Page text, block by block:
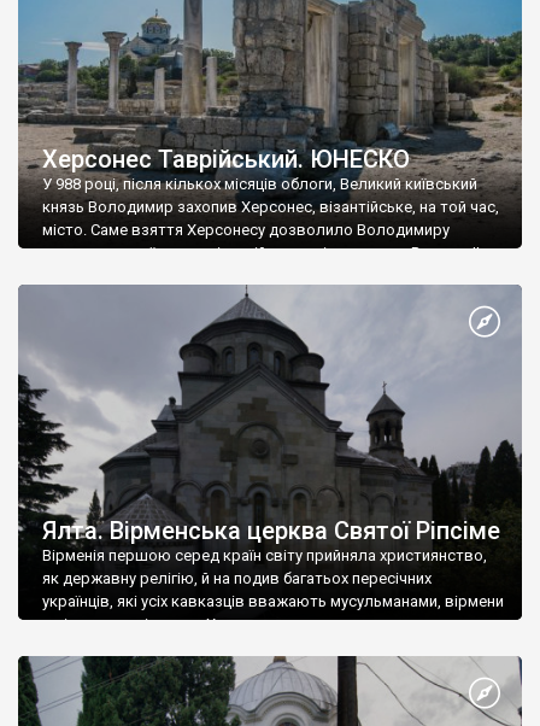
Херсонес Таврійський. ЮНЕСКО
У 988 році, після кількох місяців облоги, Великий київський
князь Володимир захопив Херсонес, візантійське, на той час,
місто. Саме взяття Херсонесу дозволило Володимиру
диктувати свої умови візантійському імператору Василю ІІ, та
Херсонесі Володимир-язичник, став Василем-християнином.
А потім було Хрещення Русі. На честь Херсонесу Таврійського
Ялта. Вірменська церква Святої Ріпсіме
Вірменія першою серед країн світу прийняла християнство,
як державну релігію, й на подив багатьох пересічних
українців, які усіх кавказців вважають мусульманами, вірмени
є відданими вірянами Христа